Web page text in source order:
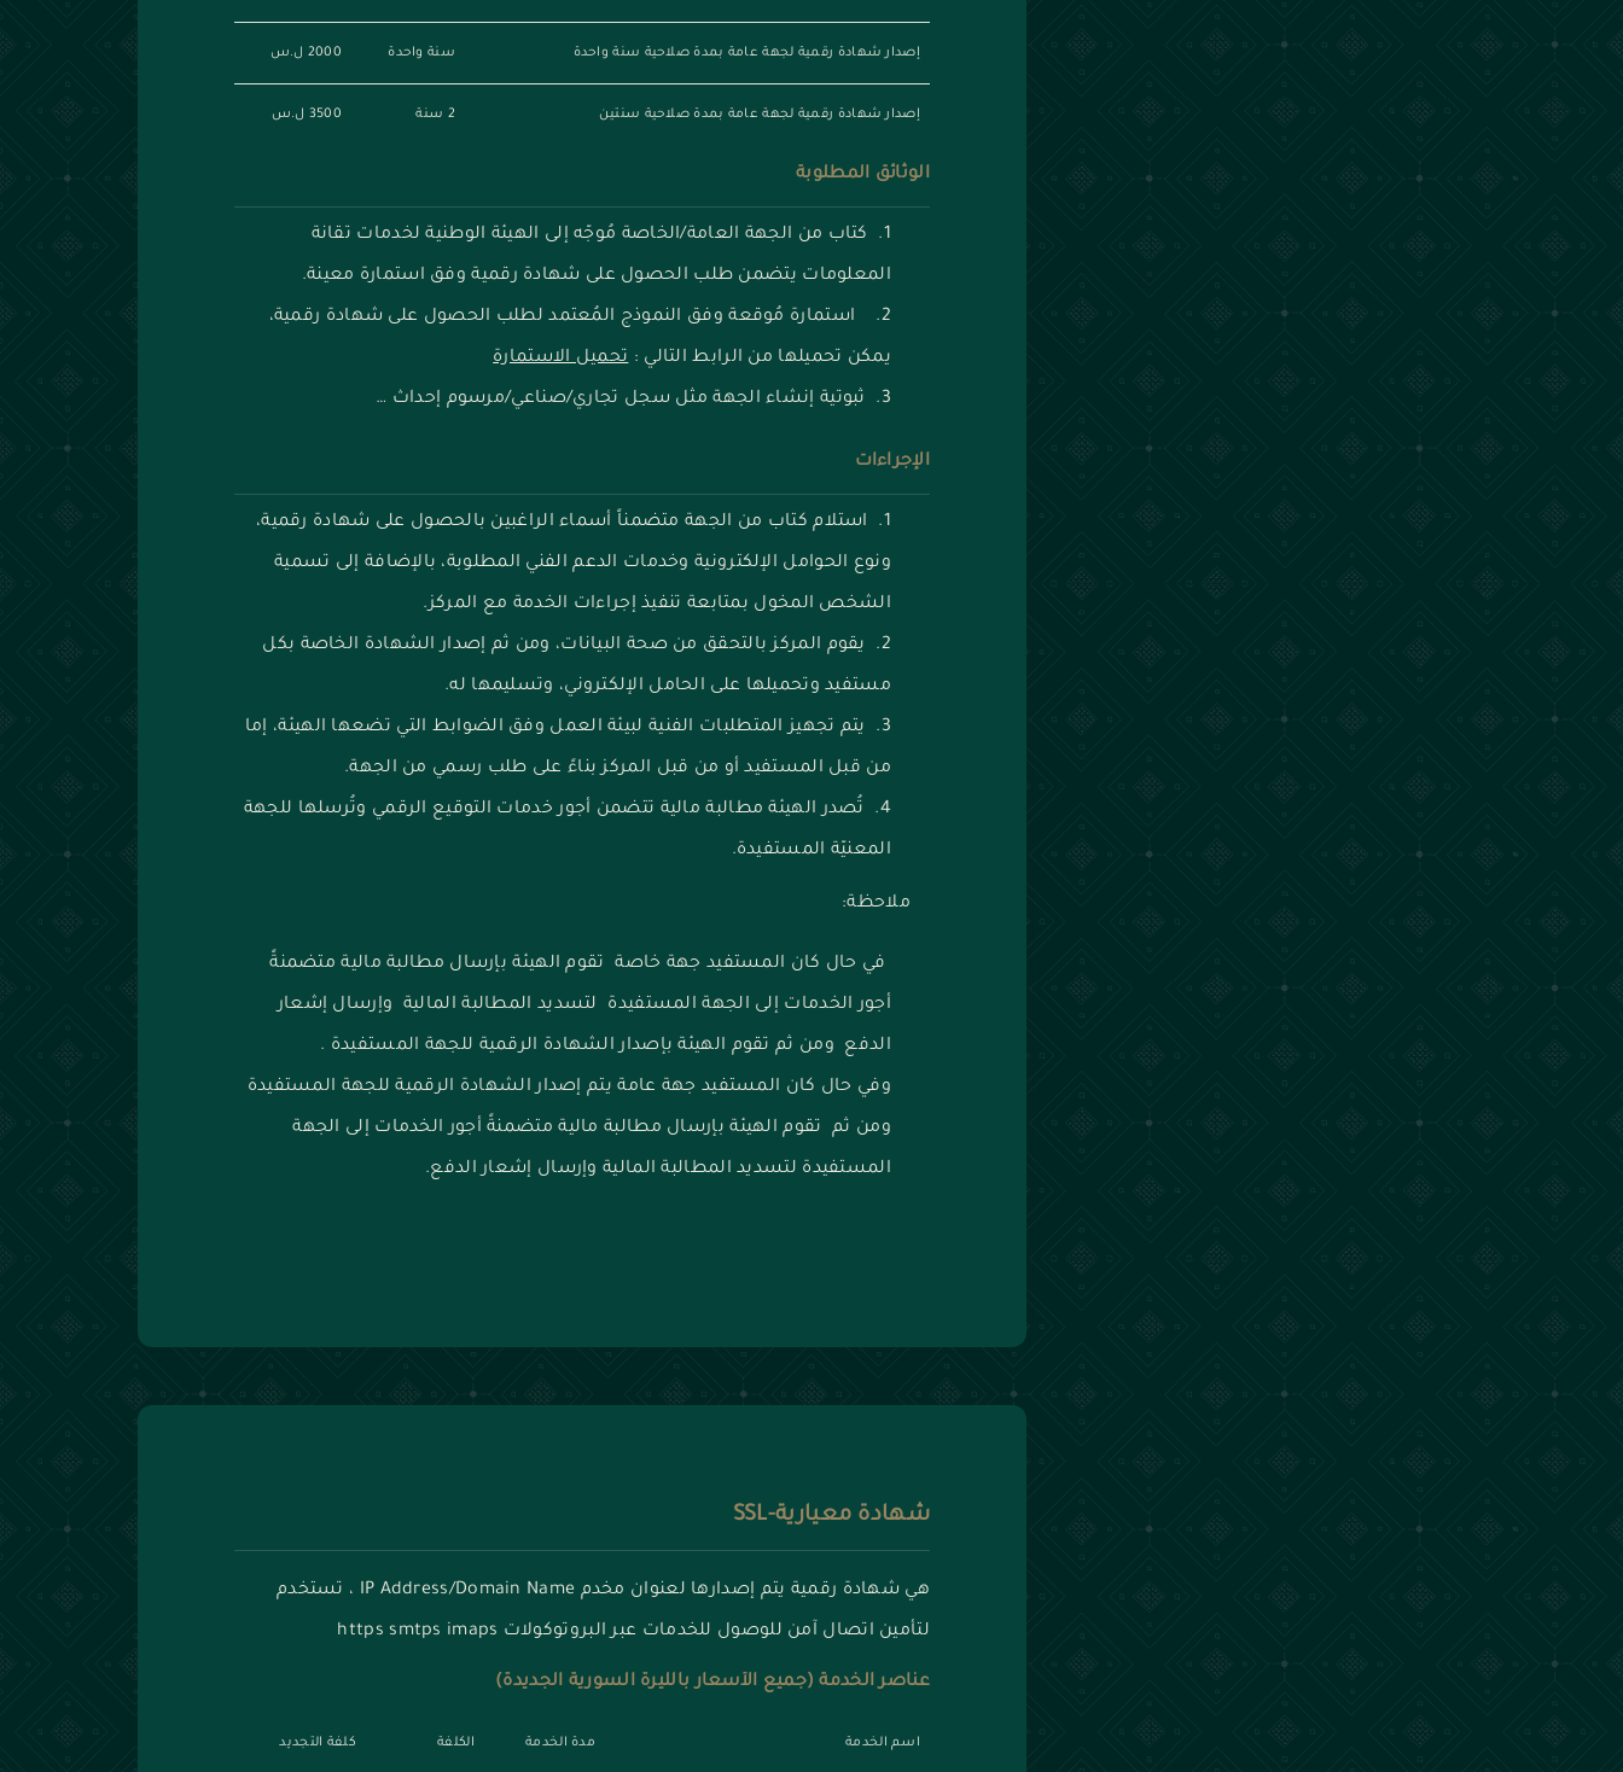
إصدار شهادة رقمية لجهة عامة بمدة صلاحية سنة واحدة سنة واحدة 2000 ل.س
إصدار شهادة رقمية لجهة عامة بمدة صلاحية سنتين 2 سنة 3500 ل.س
الوثائق المطلوبة
كتاب من الجهة العامة/الخاصة مُوجّه إلى الهيئة الوطنية لخدمات تقانة
المعلومات يتضمن طلب الحصول على شهادة رقمية وفق استمارة معينة.
استمارة مُوقعة وفق النموذج المُعتمد لطلب الحصول على شهادة رقمية،
يمكن تحميلها من الرابط التالي :تحميل الاستمارة
ثبوتية إنشاء الجهة مثل سجل تجاري/صناعي/مرسوم إحداث …
الإجراءات
استلام كتاب من الجهة متضمناً أسماء الراغبين بالحصول على شهادة رقمية،
ونوع الحوامل الإلكترونية وخدمات الدعم الفني المطلوبة، بالإضافة إلى تسمية
الشخص المخول بمتابعة تنفيذ إجراءات الخدمة مع المركز.
يقوم المركز بالتحقق من صحة البيانات، ومن ثم إصدار الشهادة الخاصة بكل
مستفيد وتحميلها على الحامل الإلكتروني، وتسليمها له.
يتم تجهيز المتطلبات الفنية لبيئة العمل وفق الضوابط التي تضعها الهيئة، إما
من قبل المستفيد أو من قبل المركز بناءً على طلب رسمي من الجهة.
تُصدر الهيئة مطالبة مالية تتضمن أجور خدمات التوقيع الرقمي وتُرسلها للجهة
المعنيّة المستفيدة.
ملاحظة:
في حال كان المستفيد جهة خاصة تقوم الهيئة بإرسال مطالبة مالية متضمنةً
أجور الخدمات إلى الجهة المستفيدة لتسديد المطالبة المالية وإرسال إشعار
الدفع ومن ثم تقوم الهيئة بإصدار الشهادة الرقمية للجهة المستفيدة .
وفي حال كان المستفيد جهة عامة يتم إصدار الشهادة الرقمية للجهة المستفيدة
ومن ثم تقوم الهيئة بإرسال مطالبة مالية متضمنةً أجور الخدمات إلى الجهة
المستفيدة لتسديد المطالبة المالية وإرسال إشعار الدفع.
شهادة معيارية-SSL
هي شهادة رقمية يتم إصدارها لعنوان مخدم IP Address/Domain Name ، تستخدم
لتأمين اتصال آمن للوصول للخدمات عبر البروتوكولات https smtps imaps
عناصر الخدمة (جميع الأسعار بالليرة السورية الجديدة)
اسم الخدمة مدة الخدمة الكلفة كلفة التجديد